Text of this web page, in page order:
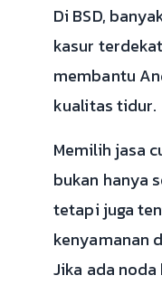
Di BSD,
kasur
membantu
kualitas tidur.
Memilih jasa
bukan hanya
tetapi juga
kenyamanan
Jika ada